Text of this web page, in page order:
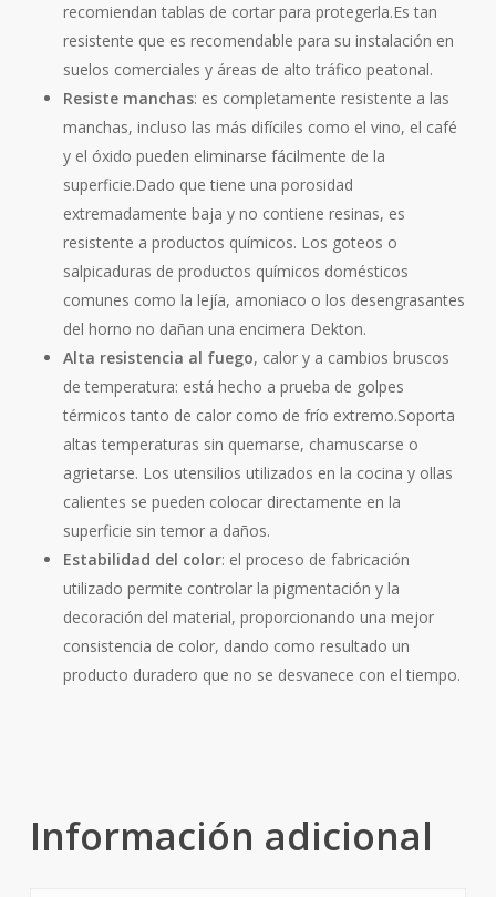
recomiendan tablas de cortar para protegerla.Es tan
resistente que es recomendable para su instalación en
suelos comerciales y áreas de alto tráfico peatonal.
Resiste manchas: es completamente resistente a las
manchas, incluso las más difíciles como el vino, el café
y el óxido pueden eliminarse fácilmente de la
superficie.Dado que tiene una porosidad
extremadamente baja y no contiene resinas, es
resistente a productos químicos. Los goteos o
salpicaduras de productos químicos domésticos
comunes como la lejía, amoniaco o los desengrasantes
del horno no dañan una encimera Dekton.
Alta resistencia al fuego, calor y a cambios bruscos
de temperatura: está hecho a prueba de golpes
térmicos tanto de calor como de frío extremo.Soporta
altas temperaturas sin quemarse, chamuscarse o
agrietarse. Los utensilios utilizados en la cocina y ollas
calientes se pueden colocar directamente en la
superficie sin temor a daños.
Estabilidad del color: el proceso de fabricación
utilizado permite controlar la pigmentación y la
decoración del material, proporcionando una mejor
consistencia de color, dando como resultado un
producto duradero que no se desvanece con el tiempo.
Información adicional